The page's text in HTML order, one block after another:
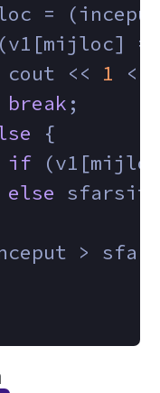
=
cout <<
1
break ;
{
if
else sfarsit
>